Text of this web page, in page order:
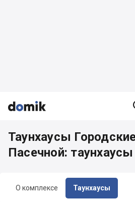



О комплексе Таунхаусы
Таунхаусы
Пасечной: таунхаусы